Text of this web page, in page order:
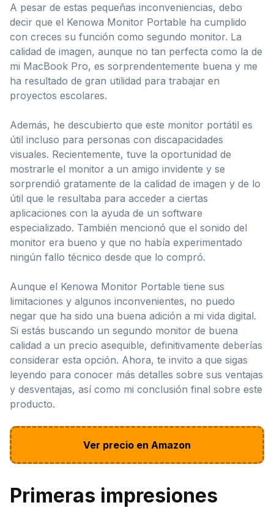
A pesar de estas pequeñas inconveniencias, debo
decir que el Kenowa Monitor Portable ha cumplido
con creces su función como segundo monitor. La
calidad de imagen, aunque no tan perfecta como la de
mi MacBook Pro, es sorprendentemente buena y me
ha resultado de gran utilidad para trabajar en
proyectos escolares.
Además, he descubierto que este monitor portátil es
útil incluso para personas con discapacidades
visuales. Recientemente, tuve la oportunidad de
mostrarle el monitor a un amigo invidente y se
sorprendió gratamente de la calidad de imagen y de lo
útil que le resultaba para acceder a ciertas
aplicaciones con la ayuda de un software
especializado. También mencionó que el sonido del
monitor era bueno y que no había experimentado
ningún fallo técnico desde que lo compró.
Aunque el Kenowa Monitor Portable tiene sus
limitaciones y algunos inconvenientes, no puedo
negar que ha sido una buena adición a mi vida digital.
Si estás buscando un segundo monitor de buena
calidad a un precio asequible, definitivamente deberías
considerar esta opción. Ahora, te invito a que sigas
leyendo para conocer más detalles sobre sus ventajas
y desventajas, así como mi conclusión final sobre este
producto.
Ver precio en Amazon
Primeras impresiones